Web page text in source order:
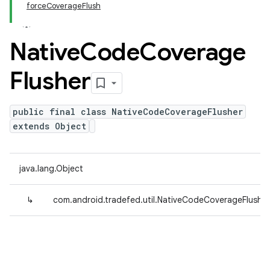
forceCoverageFlush
NativeCodeCoverage
Flusher
public final class NativeCodeCoverageFlusher
extends Object
java.lang.Object
↳ com.android.tradefed.util.NativeCodeCoverageFlusher